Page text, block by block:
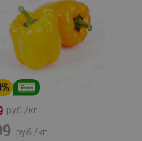
%
руб./кг
руб./кг